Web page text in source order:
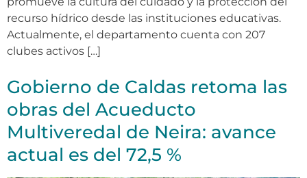
recurso hídrico desde las instituciones educativas.
Actualmente, el departamento cuenta con 207
clubes activos […]
Gobierno de Caldas retoma las
obras del Acueducto
Multiveredal de Neira: avance
actual es del 72,5 %